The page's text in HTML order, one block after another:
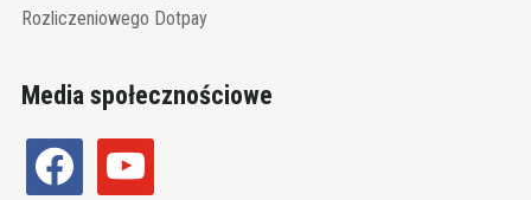
Rozliczeniowego Dotpay
Media społecznościowe
facebook youtube